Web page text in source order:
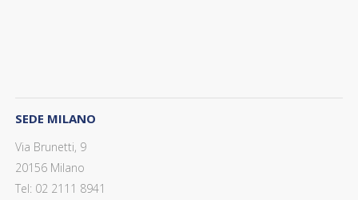
SEDE MILANO
Via Brunetti, 9
20156 Milano
Tel: 02 2111 8941